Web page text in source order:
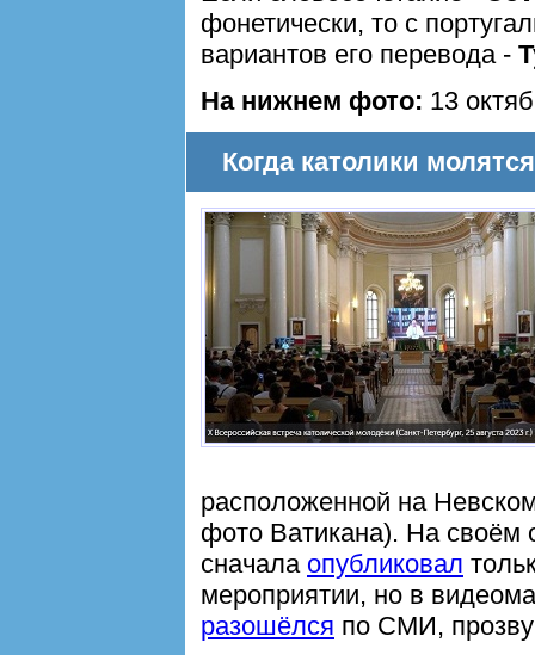
фонетически, то с
вариантов его перевода -
На нижнем фото: 13
Когда католики
расположенной на
фото Ватикана). На своём
сначала опубликовал
мероприятии, но в
разошёлся по СМИ,